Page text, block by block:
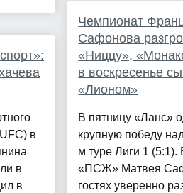
в
в
в
Чемпионат
Сафонова
«Ниццу»,
в воскресенье
«Лионом»
В пятницу «Ланс»
крупную победу
м туре Лиги 1 (5:1).
«ПСЖ» Матвея
гостях уверенно